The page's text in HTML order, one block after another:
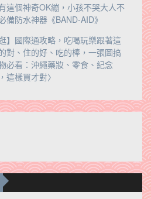
這個神奇OK繃，小孩不哭大人不
備防水神器《BAND-AID》
】國際通攻略，吃喝玩樂跟著這
對、住的好、吃的棒，一張圖搞
必看：沖繩藥妝、零食、紀念
這樣買才對〉